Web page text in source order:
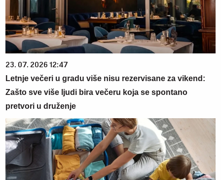
23. 07. 2026 12:47
Letnje večeri u gradu više nisu rezervisane za vikend:
Zašto sve više ljudi bira večeru koja se spontano
pretvori u druženje